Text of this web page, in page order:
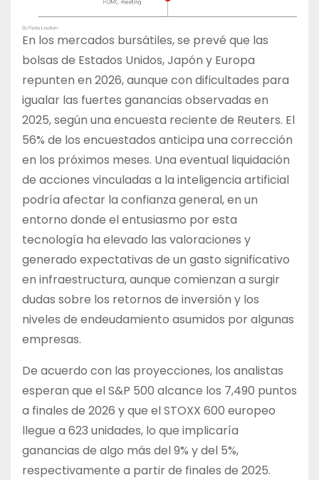
En los mercados bursátiles, se prevé que las
bolsas de Estados Unidos, Japón y Europa
repunten en 2026, aunque con dificultades para
igualar las fuertes ganancias observadas en
2025, según una encuesta reciente de Reuters. El
56% de los encuestados anticipa una corrección
en los próximos meses. Una eventual liquidación
de acciones vinculadas a la inteligencia artificial
podría afectar la confianza general, en un
entorno donde el entusiasmo por esta
tecnología ha elevado las valoraciones y
generado expectativas de un gasto significativo
en infraestructura, aunque comienzan a surgir
dudas sobre los retornos de inversión y los
niveles de endeudamiento asumidos por algunas
empresas.
De acuerdo con las proyecciones, los analistas
esperan que el S&P 500 alcance los 7,490 puntos
a finales de 2026 y que el STOXX 600 europeo
llegue a 623 unidades, lo que implicaría
ganancias de algo más del 9% y del 5%,
respectivamente a partir de finales de 2025.